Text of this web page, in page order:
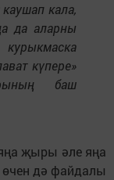
кала,
да аларны
күпере»
баш
җыры әле яңа
дә файдалы